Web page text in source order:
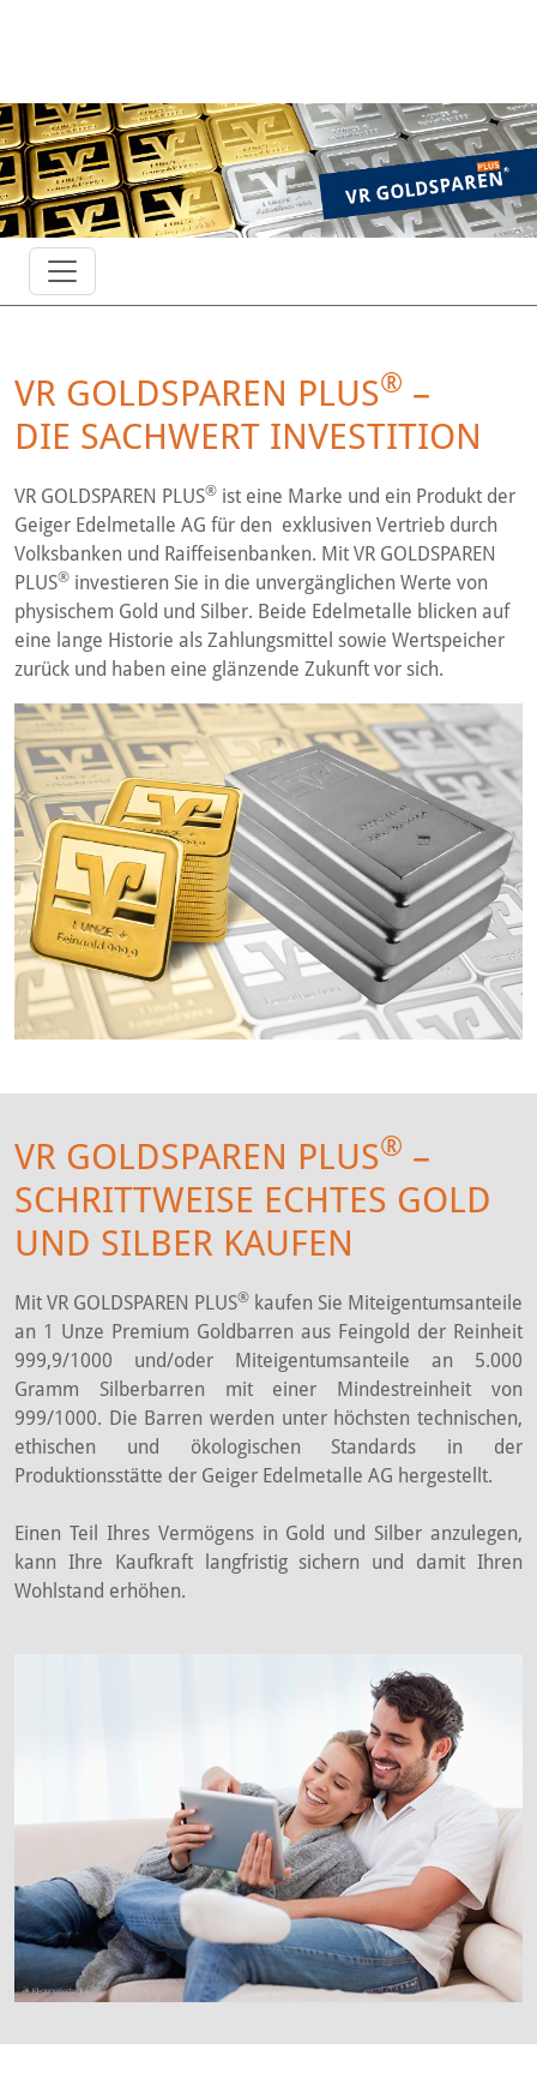
Toggle navigation
VR GOLDSPAREN PLUS® –
DIE SACHWERT INVESTITION
VR GOLDSPAREN PLUS® ist eine Marke und ein Produkt der
Geiger Edelmetalle AG für den exklusiven Vertrieb durch
Volksbanken und Raiffeisenbanken. Mit VR GOLDSPAREN
PLUS® investieren Sie in die unvergänglichen Werte von
physischem Gold und Silber. Beide Edelmetalle blicken auf
eine lange Historie als Zahlungsmittel sowie Wertspeicher
zurück und haben eine glänzende Zukunft vor sich.
VR GOLDSPAREN PLUS® –
SCHRITTWEISE ECHTES GOLD
UND SILBER KAUFEN
Mit VR GOLDSPAREN PLUS® kaufen Sie Miteigentumsanteile
an 1 Unze Premium Goldbarren aus Feingold der Reinheit
999,9/1000 und/oder Miteigentumsanteile an 5.000
Gramm Silberbarren mit einer Mindestreinheit von
999/1000. Die Barren werden unter höchsten technischen,
ethischen und ökologischen Standards in der
Produktionsstätte der Geiger Edelmetalle AG hergestellt.
Einen Teil Ihres Vermögens in Gold und Silber anzulegen,
kann Ihre Kaufkraft langfristig sichern und damit Ihren
Wohlstand erhöhen.